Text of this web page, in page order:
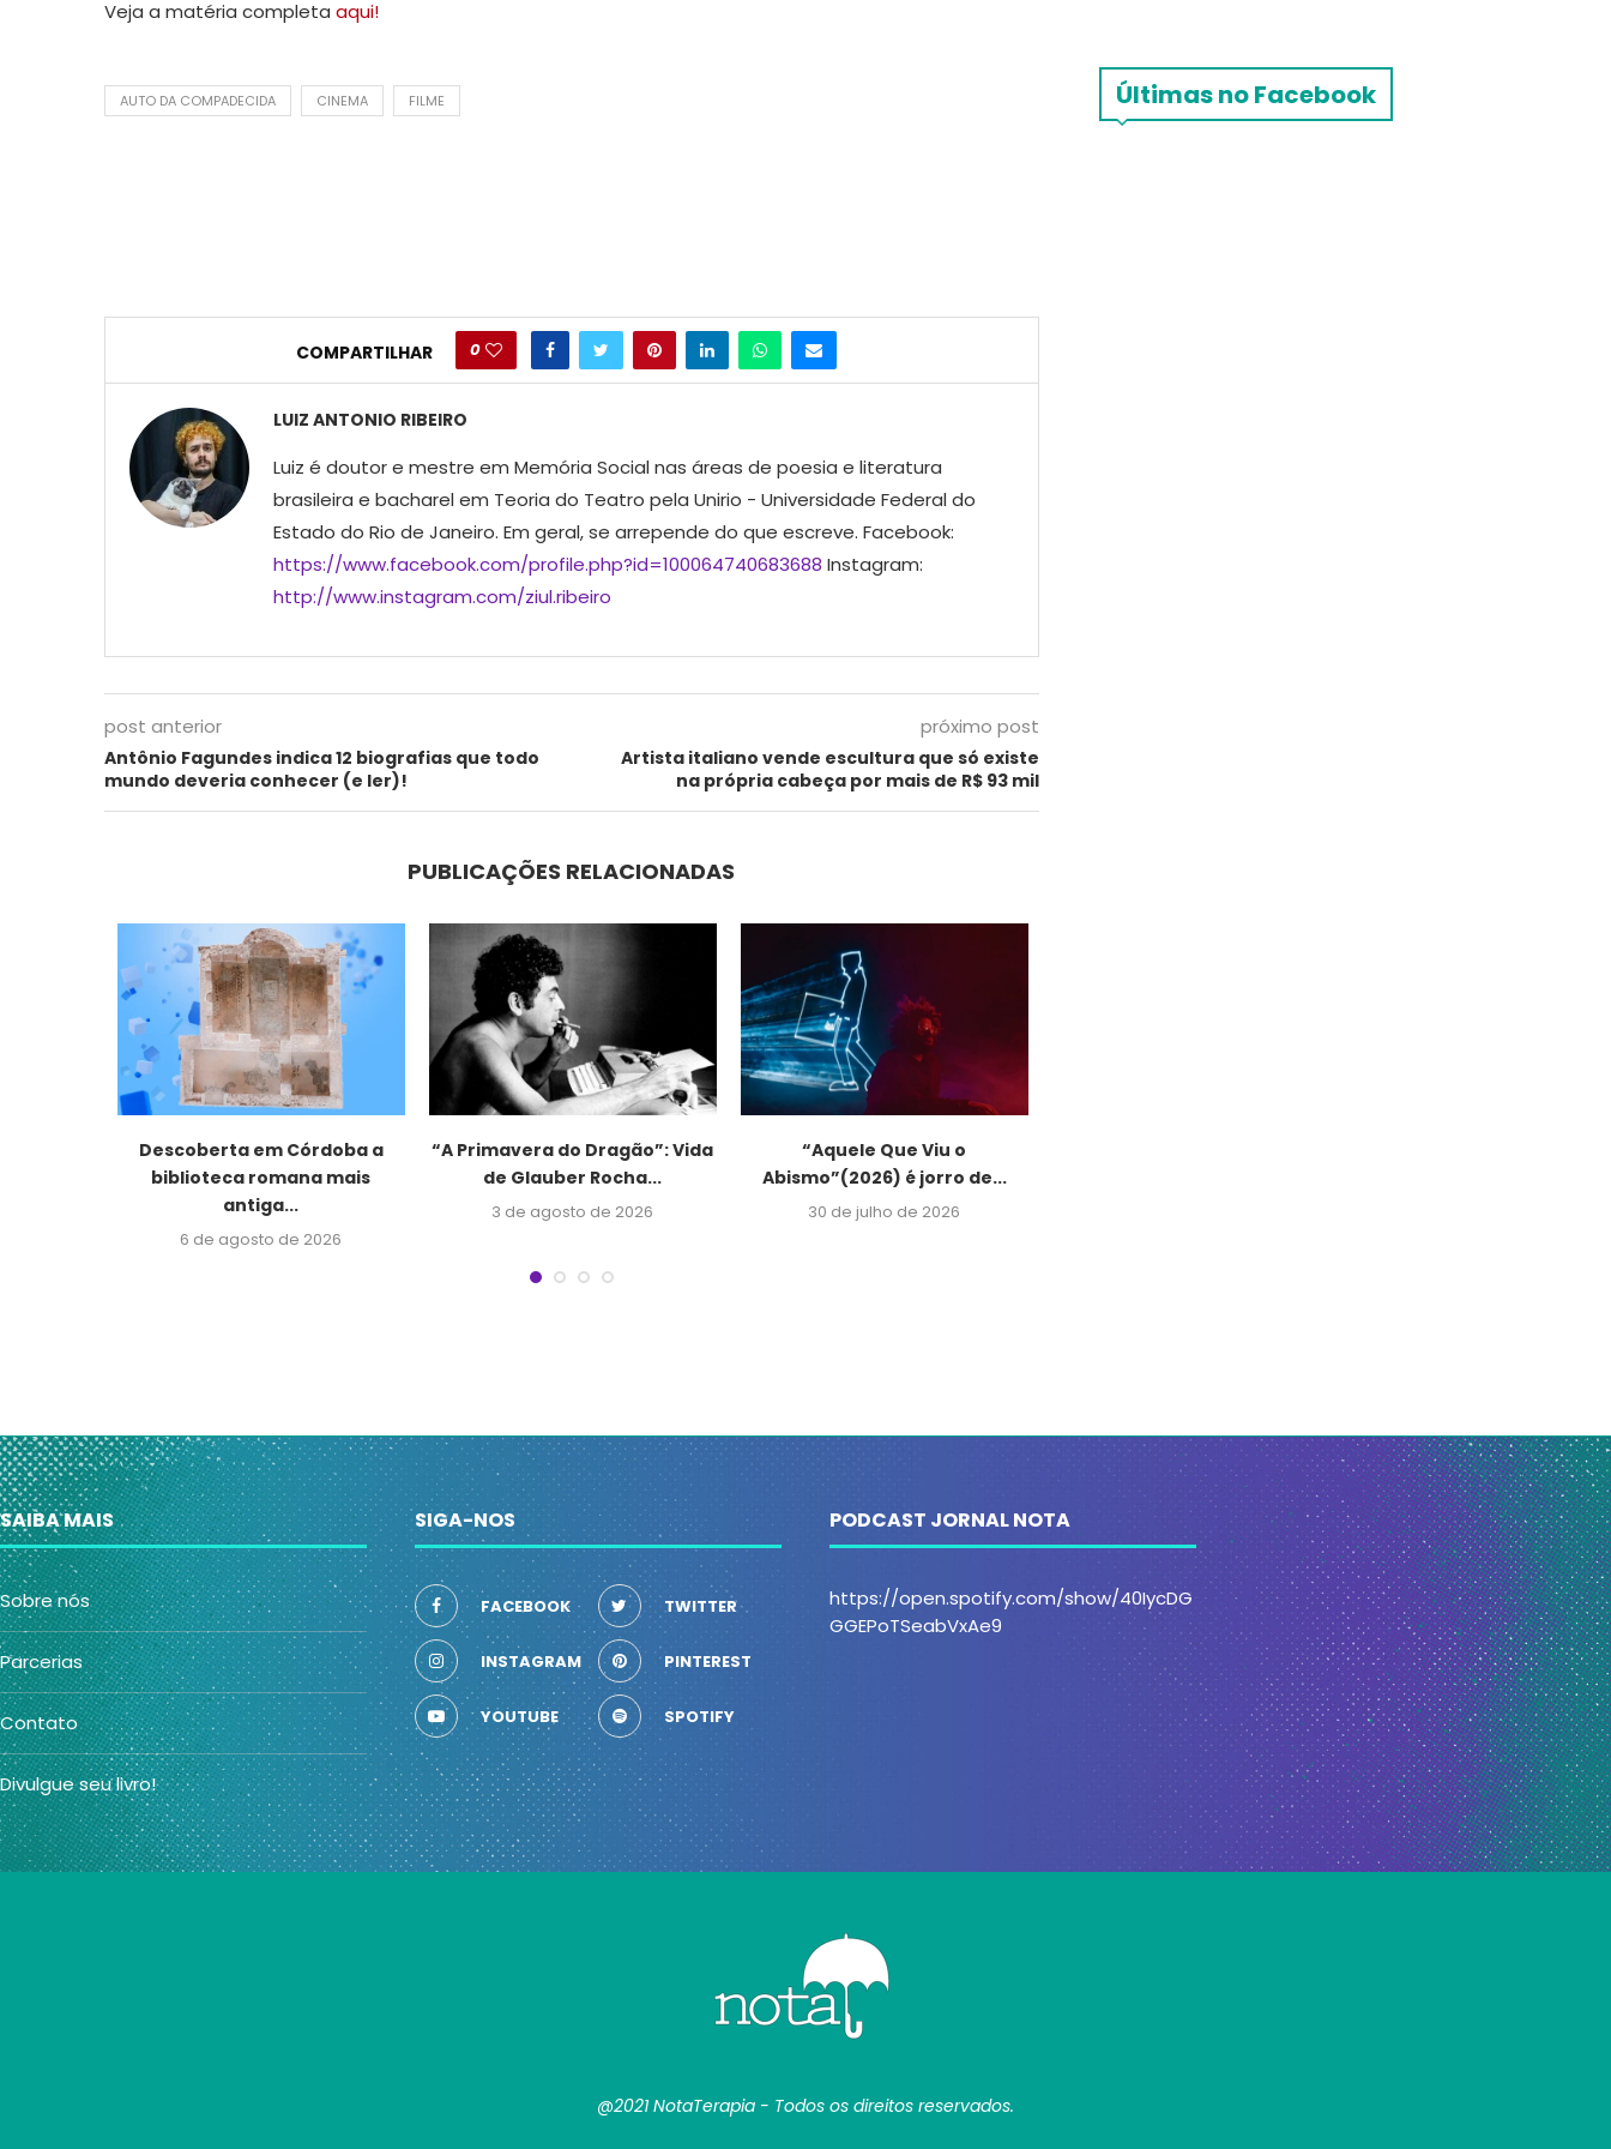
Veja a matéria completa aqui!
AUTO DA COMPADECIDA CINEMA FILME
COMPARTILHAR 0
LUIZ ANTONIO RIBEIRO
Luiz é doutor e mestre em Memória Social nas áreas de poesia e literatura
brasileira e bacharel em Teoria do Teatro pela Unirio - Universidade Federal do
Estado do Rio de Janeiro. Em geral, se arrepende do que escreve. Facebook:
https://www.facebook.com/profile.php?id=100064740683688 Instagram:
http://www.instagram.com/ziul.ribeiro
post anterior
Antônio Fagundes indica 12 biografias que todo
mundo deveria conhecer (e ler)!
próximo post
Artista italiano vende escultura que só existe
na própria cabeça por mais de R$ 93 mil
PUBLICAÇÕES RELACIONADAS
Descoberta em Córdoba a
biblioteca romana mais
antiga...
6 de agosto de 2026
“A Primavera do Dragão”: Vida
de Glauber Rocha...
3 de agosto de 2026
“Aquele Que Viu o
Abismo”(2026) é jorro de...
30 de julho de 2026
Últimas no Facebook
SAIBA MAIS
Sobre nós
Parcerias
Contato
Divulgue seu livro!
SIGA-NOS
FACEBOOK TWITTER
INSTAGRAM PINTEREST
YOUTUBE SPOTIFY
PODCAST JORNAL NOTA
https://open.spotify.com/show/40IycDG
GGEPoTSeabVxAe9
@2021 NotaTerapia - Todos os direitos reservados.